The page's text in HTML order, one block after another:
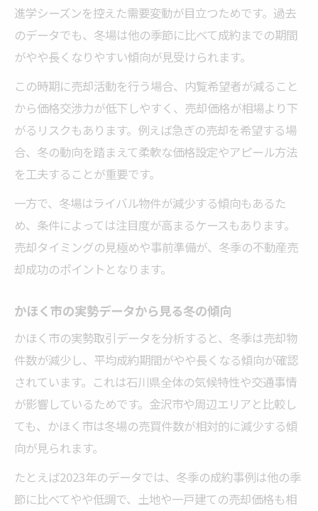
進学シーズンを控えた需要変動が目立つためです。過去
のデータでも、冬場は他の季節に比べて成約までの期間
がやや長くなりやすい傾向が見受けられます。
この時期に売却活動を行う場合、内覧希望者が減ること
から価格交渉力が低下しやすく、売却価格が相場より下
がるリスクもあります。例えば急ぎの売却を希望する場
合、冬の動向を踏まえて柔軟な価格設定やアピール方法
を工夫することが重要です。
一方で、冬場はライバル物件が減少する傾向もあるた
め、条件によっては注目度が高まるケースもあります。
売却タイミングの見極めや事前準備が、冬季の不動産売
却成功のポイントとなります。
かほく市の実勢データから見る冬の傾向
かほく市の実勢取引データを分析すると、冬季は売却物
件数が減少し、平均成約期間がやや長くなる傾向が確認
されています。これは石川県全体の気候特性や交通事情
が影響しているためです。金沢市や周辺エリアと比較し
ても、かほく市は冬場の売買件数が相対的に減少する傾
向が見られます。
たとえば2023年のデータでは、冬季の成約事例は他の季
節に比べてやや低調で、土地や一戸建ての売却価格も相